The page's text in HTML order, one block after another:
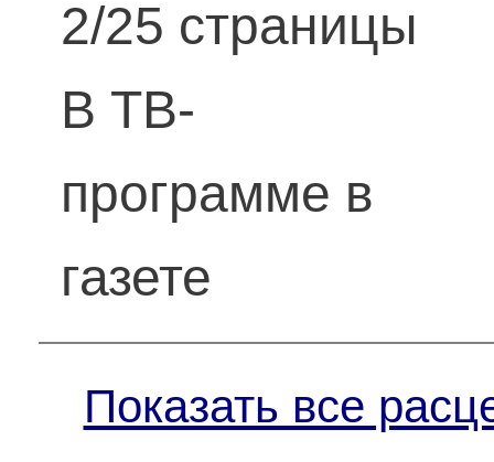
2/25 страницы
В ТВ-
программе в
газете
Показать все